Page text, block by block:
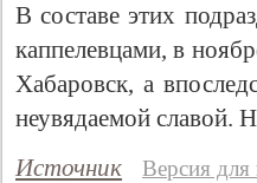
В составе этих
каппелевцами, в
Хабаровск, а
неувядаемой славой.
Источник
Версия для